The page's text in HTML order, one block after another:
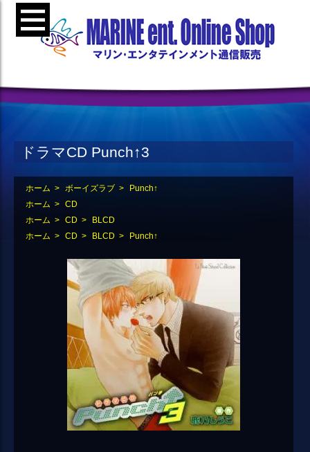
ドラマCD Punch↑3
ホーム > ボーイズラブ >
Punch↑
ホーム > CD
ホーム > CD >
BLCD
ホーム > CD > BLCD > Punch↑